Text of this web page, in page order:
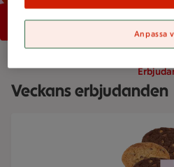
Veckans erbjudanden
Bildspel med 5 bilder.
Anpassa